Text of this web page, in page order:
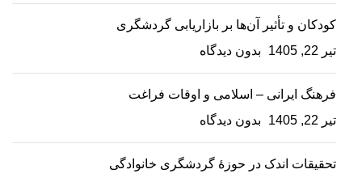
کودکان و تأثیر آن‌ها بر بازاریابی گردشگری
تیر 22, 1405
بدون دیدگاه
فرهنگ ایرانی – اسلامی و اوقات فراغت
تیر 22, 1405
بدون دیدگاه
تحقیقات اندک در حوزۀ گردشگری خانوادگی